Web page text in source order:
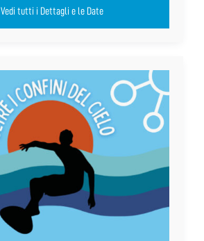
Vedi tutti i Dettagli e le Date